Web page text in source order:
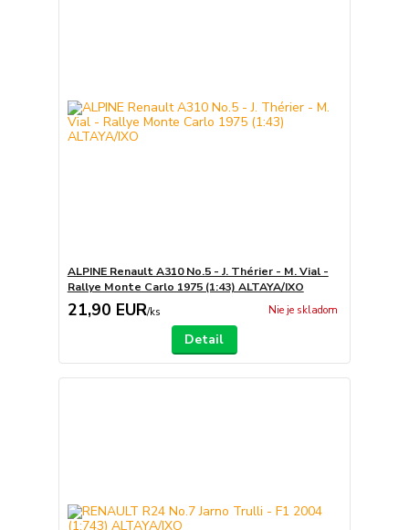
ALPINE Renault A310 No.5 - J. Thérier - M. Vial -
Rallye Monte Carlo 1975 (1:43) ALTAYA/IXO
21,90 EUR/ks Nie je skladom
Detail